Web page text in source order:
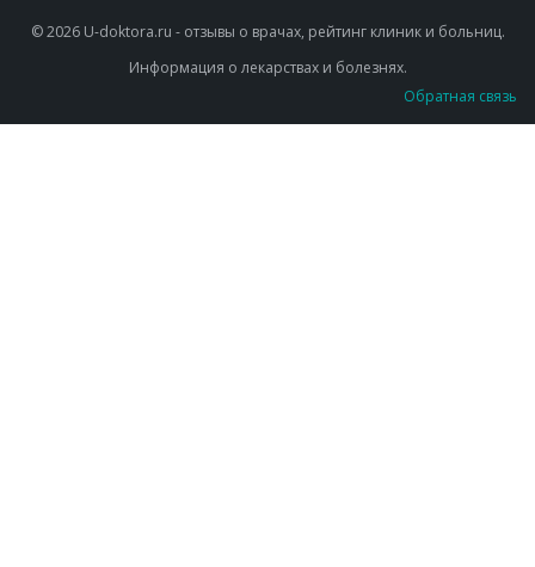
© 2026 U-doktora.ru - отзывы о врачах, рейтинг клиник и больниц.
Информация о лекарствах и болезнях.
Обратная связь